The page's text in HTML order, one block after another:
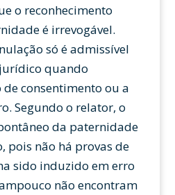
o reconhecimento
é irrevogável.
só é admissível
quando
consentimento ou a
Segundo o relator, o
da paternidade
pois não há provas de
sido induzido em erro
não encontram